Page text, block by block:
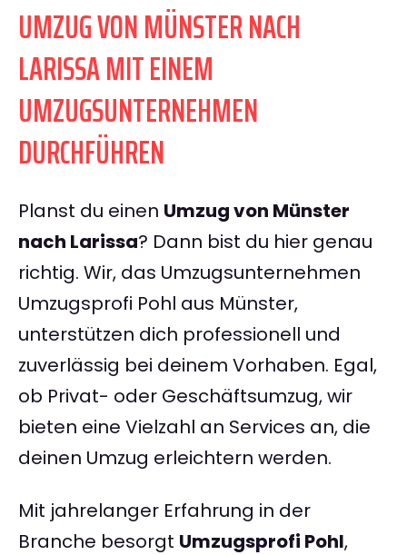
UMZUG VON MÜNSTER NACH
LARISSA MIT EINEM
UMZUGSUNTERNEHMEN
DURCHFÜHREN
Planst du einen Umzug von Münster
nach Larissa? Dann bist du hier genau
richtig. Wir, das Umzugsunternehmen
Umzugsprofi Pohl aus Münster,
unterstützen dich professionell und
zuverlässig bei deinem Vorhaben. Egal,
ob Privat- oder Geschäftsumzug, wir
bieten eine Vielzahl an Services an, die
deinen Umzug erleichtern werden.
Mit jahrelanger Erfahrung in der
Branche besorgt Umzugsprofi Pohl,